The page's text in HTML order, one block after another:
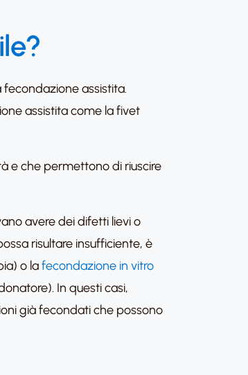
assistita.
assistita come la fivet
e che permettono di riuscire
avere dei difetti lievi o
risultare insufficiente, è
o lafecondazione in vitro
In questi casi,
già fecondati che possono